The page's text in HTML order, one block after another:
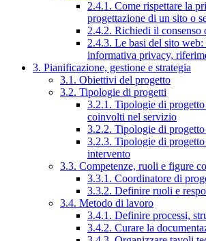
2.4.1. Come rispettare la
progettazione di un sito o
2.4.2. Richiedi il consenso
2.4.3. Le basi del sito web:
informativa privacy,
3. Pianificazione, gestione e strategia
3.1. Obiettivi del progetto
3.2. Tipologie di progetti
3.2.1. Tipologie di
coinvolti nel servizio
3.2.2. Tipologie di
3.2.3. Tipologie di
intervento
3.3. Competenze, ruoli e figure
3.3.1. Coordinatore di
3.3.2. Definire ruoli e
3.4. Metodo di lavoro
3.4.1. Definire processi,
3.4.2. Curare la